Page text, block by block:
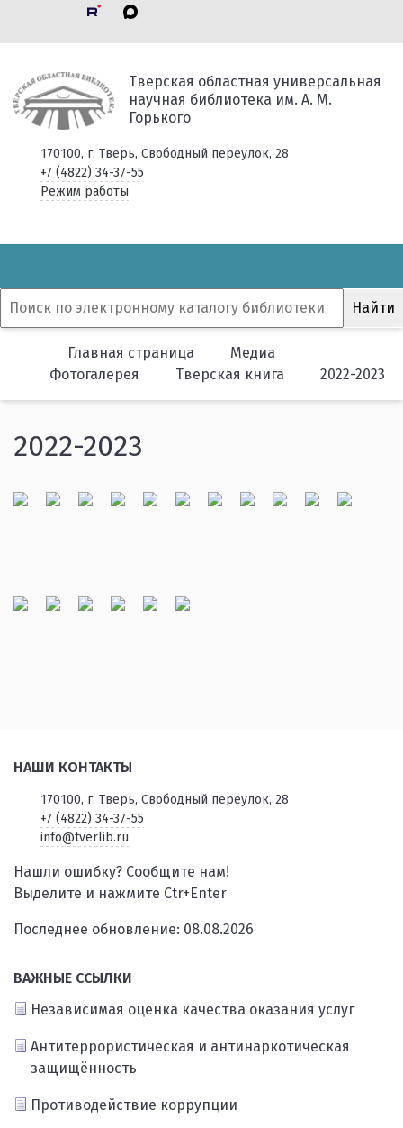
Тверская областная универсальная
научная библиотека им. А. М.
Горького
170100, г. Тверь, Свободный переулок, 28
+7 (4822) 34-37-55
Режим работы
Главная страница
Медиа
Фотогалерея
Тверская книга 2022-2023
2022-2023
НАШИ КОНТАКТЫ
170100, г. Тверь, Свободный переулок, 28
+7 (4822) 34-37-55
info@tverlib.ru
Нашли ошибку? Сообщите нам!
Выделите и нажмите Ctr+Enter
Последнее обновление: 08.08.2026
ВАЖНЫЕ ССЫЛКИ
Независимая оценка качества оказания услуг
Антитеррористическая и антинаркотическая
защищённость
Противодействие коррупции